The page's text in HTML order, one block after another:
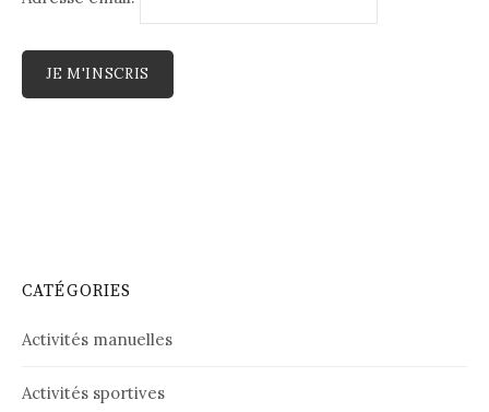
CATÉGORIES
Activités manuelles
Activités sportives